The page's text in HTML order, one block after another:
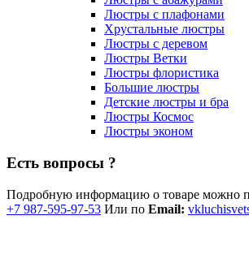
Люстры с плафонами
Хрустальные люстры
Люстры с деревом
Люстры Ветки
Люстры флористика
Большие люстры
Детские люстры и бра
Люстры Космос
Люстры эконом
Есть вопросы ?
Подробную информацию о товаре можно
+7 987-595-97-53 Или по Email: